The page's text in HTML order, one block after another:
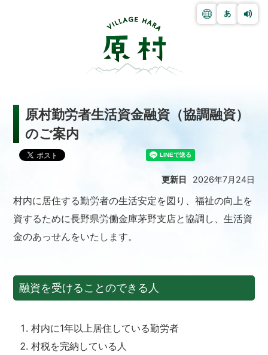
原村勤労者生活資金融資（協調融資）
のご案内
更新日 2026年7月24日
村内に居住する勤労者の生活安定を図り、福祉の向上を
資するために長野県労働金庫茅野支店と協調し、生活資
金のあっせんをいたします。
融資を受けることのできる人
村内に1年以上居住している勤労者
村税を完納している人